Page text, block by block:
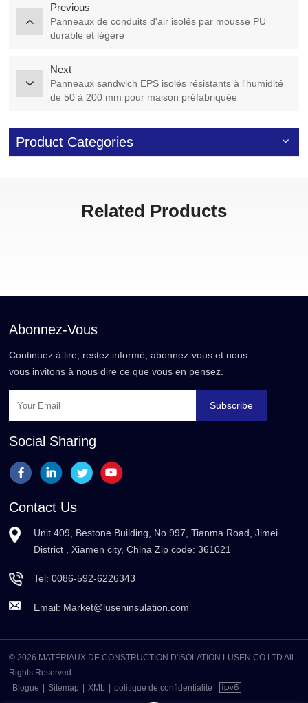
Previous
Panneaux de conduits d'air isolés par mousse PU
durable et légère
Next
Panneaux sandwich EPS isolés résistants à l'humidité
de 50 à 200 mm pour maison préfabriquée
Product Categories
Related Products
Abonnez-Vous
Continuez à lire, restez informé, abonnez-vous et nous
vous invitons à nous dire ce que vous en pensez.
Subscribe
Social Sharing
Contact Us
Unit 409, Bestone Building, No.997, Tianma Road, Jimei
District , Xiamen city, China Zip code: 361021
Tel:0086-592-6226343
Email: Market@luseninsulation.com
© 2026 MATÉRIAUX DE CONSTRUCTION D'ISOLATION LUSEN CO.LTD All
Rights Reserved
Blogue | Sitemap | XML | politique de confidentialité